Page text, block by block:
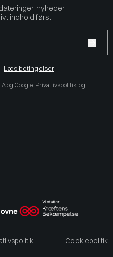
nyheder,
indhold først.
Læs betingelser
og Google Privatlivspolitik og
Cookiepolitik